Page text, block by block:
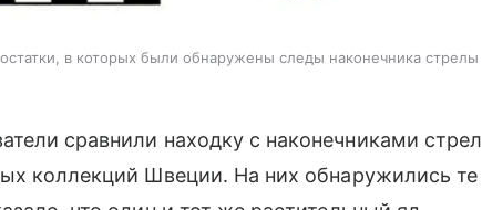
в которых были обнаружены следы наконечника стрелы
сравнили находку с наконечниками стрел
коллекций Швеции. На них обнаружились те